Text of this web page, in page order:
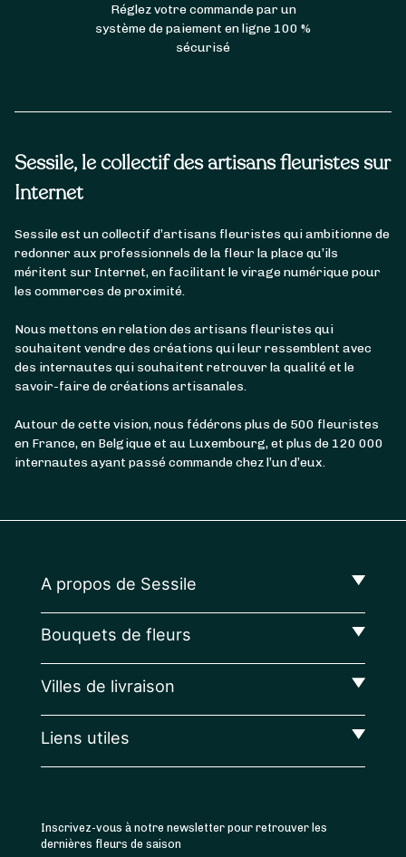
Sessile, le collectif des artisans fleuristes sur
Internet
Sessile est un collectif d’artisans fleuristes qui ambitionne de
redonner aux professionnels de la fleur la place qu’ils
méritent sur Internet, en facilitant le virage numérique pour
les commerces de proximité.
Nous mettons en relation des artisans fleuristes qui
souhaitent vendre des créations qui leur ressemblent avec
des internautes qui souhaitent retrouver la qualité et le
savoir-faire de créations artisanales.
Autour de cette vision, nous fédérons plus de 500 fleuristes
en France, en Belgique et au Luxembourg, et plus de 120 000
internautes ayant passé commande chez l’un d’eux.
Réglez votre commande par un
système de paiement en ligne 100 %
sécurisé
A propos de Sessile
Bouquets de fleurs
Villes de livraison
Liens utiles
Inscrivez-vous à notre newsletter pour retrouver les
dernières fleurs de saison